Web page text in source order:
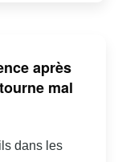
après
mal
dans les